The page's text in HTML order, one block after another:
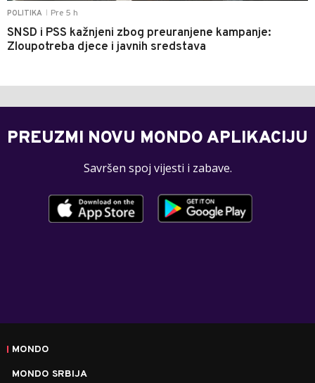
POLITIKA Pre 5 h
SNSD i PSS kažnjeni zbog preuranjene kampanje:
Zloupotreba djece i javnih sredstava
PREUZMI NOVU MONDO APLIKACIJU
Savršen spoj vijesti i zabave.
MONDO
MONDO SRBIJA